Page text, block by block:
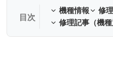
機種情報 修
修理記事（機種